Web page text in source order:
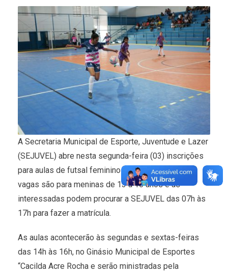
A Secretaria Municipal de Esporte, Juventude e Lazer
(SEJUVEL) abre nesta segunda-feira (03) inscrições
para aulas de futsal feminino em Três Lagoas. As
vagas são para meninas de 13 a 16 anos e as
interessadas podem procurar a SEJUVEL das 07h às
17h para fazer a matrícula.
As aulas acontecerão às segundas e sextas-feiras
das 14h às 16h, no Ginásio Municipal de Esportes
“Cacilda Acre Rocha e serão ministradas pela